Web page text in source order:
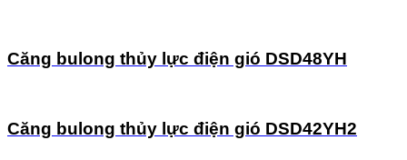
Căng bulong thủy lực điện gió DSD48YH
Căng bulong thủy lực điện gió DSD42YH2